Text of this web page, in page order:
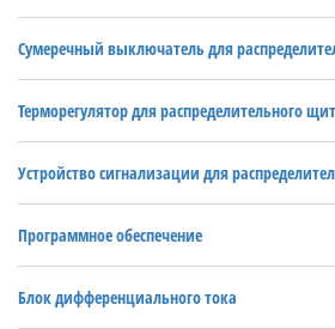
Сумеречный выключатель для
Терморегулятор для распределительного
Устройство сигнализации для
Программное обеспечение
Блок дифференциального тока